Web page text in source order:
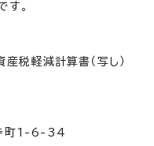
す。
税軽減計算書（写し）
町1-6-34